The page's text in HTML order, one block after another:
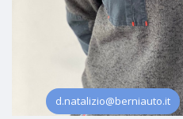
d.natalizio@berniauto.it